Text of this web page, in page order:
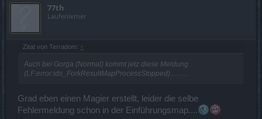
77th
Laufenlerner
Zitat von Terradom: ↑
Auch bei Gorga (Normal) kommt jetz diese Meldung
(LF:error:ids_ForkResultMapProcessStopped)..........
Grad eben einen Magier erstellt, leider die selbe
Fehlermeldung schon in der Einführungsmap....